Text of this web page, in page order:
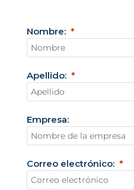
Nombre:
Apellido:
Empresa:
Correo electrónico: